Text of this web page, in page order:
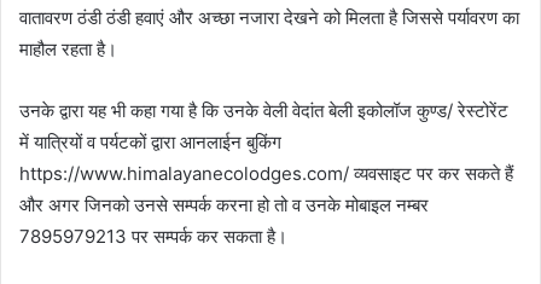
वातावरण ठंडी ठंडी हवाएं और अच्छा नजारा देखने को मिलता है जिससे पर्यावरण का
माहौल रहता है।
उनके द्वारा यह भी कहा गया है कि उनके वेली वेदांत बेली इकोलॉज कुण्ड/ रेस्टोरेंट
में यात्रियों व पर्यटकों द्वारा आनलाईन बुकिंग
https://www.himalayanecolodges.com/ व्यवसाइट पर कर सकते हैं
और अगर जिनको उनसे सम्पर्क करना हो तो व उनके मोबाइल नम्बर
7895979213 पर सम्पर्क कर सकता है।